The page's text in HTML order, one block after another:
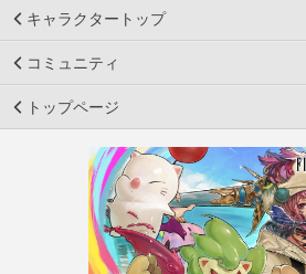
キャラクタートップ
コミュニティ
トップページ